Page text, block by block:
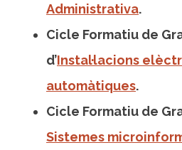
Administrativa.
Cicle Formatiu de
d’Instal·lacions
automàtiques.
Cicle Formatiu de
Sistemes